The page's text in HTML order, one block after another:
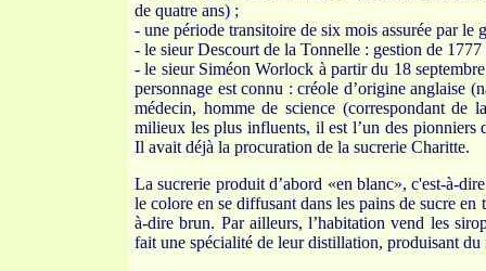
de quatre ans) ;
- une période transitoire de six mois assurée par
- le sieur Descourt de la Tonnelle : gestion de
- le sieur Siméon Worlock à partir du 18
personnage est connu : créole d’origine anglaise
médecin, homme de science (correspondant
milieux les plus influents, il est l’un des
Il avait déjà la procuration de la sucrerie Charitte.
La sucrerie produit d’abord «en blanc», c'est-à-
le colore en se diffusant dans les pains de sucre
à-dire brun. Par ailleurs, l’habitation vend les
fait une spécialité de leur distillation, produisant du